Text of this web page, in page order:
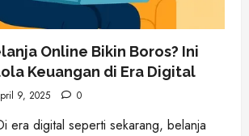
Online Bikin Boros? Ini
Keuangan di Era Digital
9, 2025 0
era digital seperti sekarang, belanja